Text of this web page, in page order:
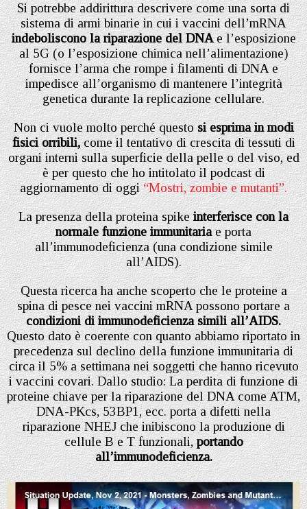
Si potrebbe addirittura descrivere come una sorta di
sistema di armi binarie in cui i vaccini dell’mRNA
indeboliscono la riparazione del DNAe l’esposizione
al 5G (o l’esposizione chimica nell’alimentazione)
fornisce l’arma che rompe i filamenti di DNA e
impedisce all’organismo di mantenere l’integrità
genetica durante la replicazione cellulare.
Non ci vuole molto perché questosi esprima in modi
fisici orribili,come il tentativo di crescita di tessuti di
organi interni sulla superficie della pelle o del viso, ed
è per questo che ho intitolato il podcast di
aggiornamento di oggi“Mostri, zombie e mutanti”.
La presenza della proteina spikeinterferisce con la
normale funzione immunitariae porta
all’immunodeficienza (una condizione simile
all’AIDS).
Questa ricerca ha anche scoperto che le proteine a
spina di pesce nei vaccini mRNA possono portare a
condizioni di immunodeficienza simili all’AIDS.
Questo dato è coerente con quanto abbiamo riportato in
precedenza sul declino della funzione immunitaria di
circa il 5% a settimana nei soggetti che hanno ricevuto
i vaccini covari. Dallo studio: La perdita di funzione di
proteine chiave per la riparazione del DNA come ATM,
DNA-PKcs, 53BP1, ecc. porta a difetti nella
riparazione NHEJ che inibiscono la produzione di
cellule B e T funzionali,portando
all’immunodeficienza.